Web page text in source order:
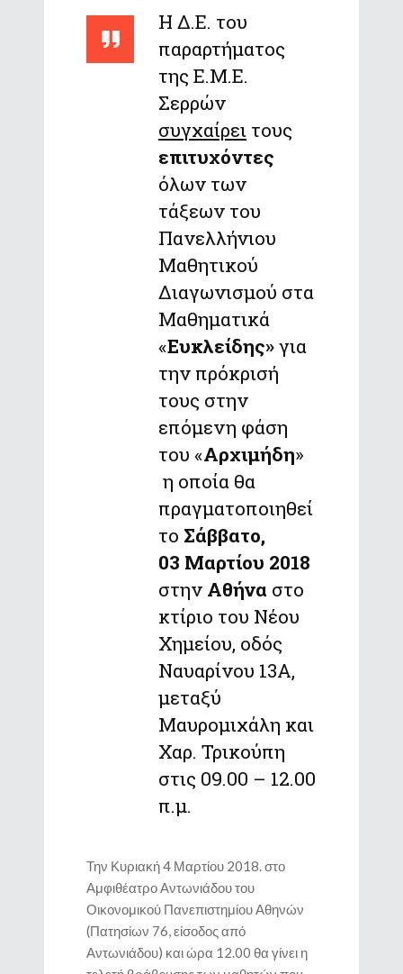
Η Δ.Ε. του
παραρτήματος
της Ε.Μ.Ε.
Σερρών
συγχαίρει τους
επιτυχόντες
όλων των
τάξεων του
Πανελλήνιου
Μαθητικού
Διαγωνισμού στα
Μαθηματικά
«Ευκλείδης»για
την πρόκρισή
τους στην
επόμενη φάση
του «Αρχιμήδη»
η οποία θα
πραγματοποιηθεί
το Σάββατο,
03 Μαρτίου 2018
στην Αθήνα στο
κτίριο του Νέου
Χημείου, οδός
Ναυαρίνου 13Α,
μεταξύ
Μαυρομιχάλη και
Χαρ. Τρικούπη
στις 09.00 – 12.00
π.μ.
Την Κυριακή 4 Μαρτίου 2018. στο
Αμφιθέατρο Αντωνιάδου του
Οικονομικού Πανεπιστημίου Αθηνών
(Πατησίων 76, είσοδος από
Αντωνιάδου) και ώρα 12.00 θα γίνει η